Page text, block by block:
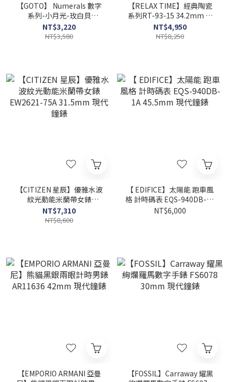
【GOTO】 Numerals 數字
系列-小月光-玫白貝
GM0119L-44-H41 26mm
現代鐘錶
NT$3,220
NT$3,580
【RELAX TIME】經典陶瓷
系列RT-93-15 34.2mm 現
代鐘錶
NT$4,950
NT$8,250
【CITIZEN 星辰】優雅水波
紋光動能米蘭帶女錶
EW2621-75A 31.5mm 現代
鐘錶
NT$7,310
NT$8,600
【 EDIFICE】太陽能 跑車風
格 計時碼表 EQS-940DB-1A
45.5mm 現代鐘錶
NT$6,000
【EMPORIO ARMANI 亞曼
【FOSSIL】Carraway 耀黑